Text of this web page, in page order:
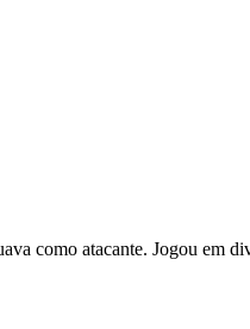
como atacante. Jogou em